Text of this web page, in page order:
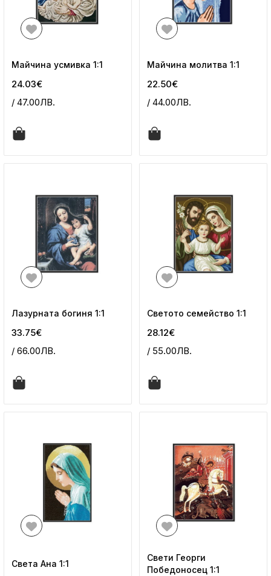
Майчина усмивка 1:1
24.03€
/ 47.00ЛВ.
Майчина молитва 1:1
22.50€
/ 44.00ЛВ.
Лазурната богиня 1:1
33.75€
/ 66.00ЛВ.
Светото семейство 1:1
28.12€
/ 55.00ЛВ.
Света Ана 1:1
Свети Георги
Победоносец 1:1